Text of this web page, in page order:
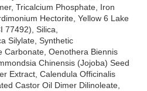
Tricalcium Phosphate, Iron
Hectorite, Yellow 6 Lake
77492), Silica,
Silylate, Synthetic
Carbonate, Oenothera Biennis
Chinensis (Jojoba) Seed
Extract, Calendula Officinalis
Castor Oil Dimer Dilinoleate,